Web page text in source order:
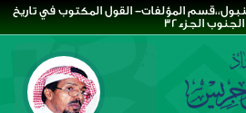
المؤلفات- القول المكتوب في تاريخ
الجنوب الجزء32